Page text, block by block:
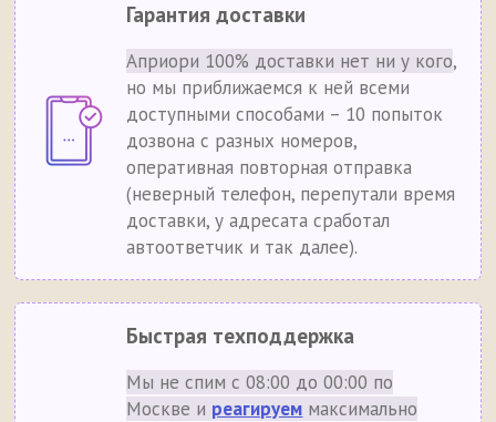
Гарантия доставки
Априори 100% доставки нет ни у кого,
но мы приближаемся к ней всеми
доступными способами – 10 попыток
дозвона с разных номеров,
оперативная повторная отправка
(неверный телефон, перепутали время
доставки, у адресата сработал
автоответчик и так далее).
Быстрая техподдержка
Мы не спим с 08:00 до 00:00 по
Москве и реагируем максимально